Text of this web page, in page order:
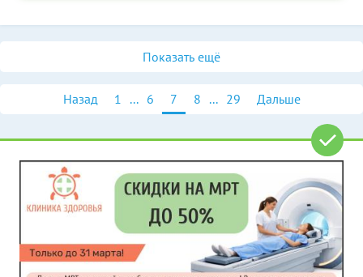
Показать ещё
Назад 1 ... 6 7 8 ... 29 Дальше